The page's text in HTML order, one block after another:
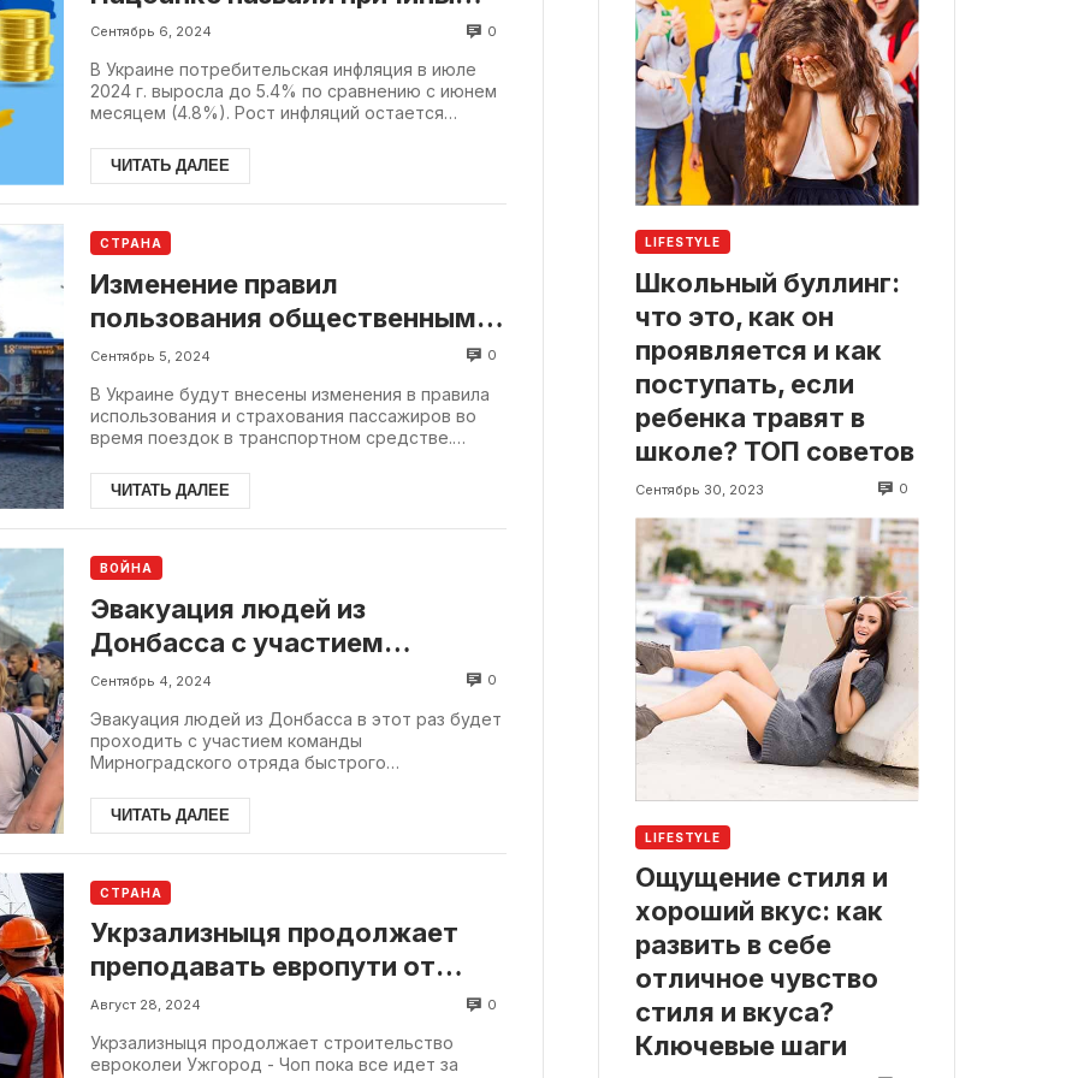
ускорения
Сентябрь 6, 2024 0
В Украине потребительская инфляция в июле
2024 г. выросла до 5.4% по сравнению с июнем
месяцем (4.8%). Рост инфляций остается
ЧИТАТЬ ДАЛЕЕ
СТРАНА
Изменение правил
пользования общественным
транспортом в Украине
Сентябрь 5, 2024 0
В Украине будут внесены изменения в правила
использования и страхования пассажиров во
время поездок в транспортном средстве.
ЧИТАТЬ ДАЛЕЕ
ВОЙНА
Эвакуация людей из
Донбасса с участием
украинского Красного Креста
Сентябрь 4, 2024 0
Эвакуация людей из Донбасса в этот раз будет
проходить с участием команды
Мирноградского отряда быстрого
ЧИТАТЬ ДАЛЕЕ
СТРАНА
Укрзализныця продолжает
преподавать европути от
Ужгорода до Чопа
Август 28, 2024 0
Укрзализныця продолжает строительство
евроколеи Ужгород - Чоп пока все идет за
LIFESTYLE
Школьный буллинг:
что это, как он
проявляется и как
поступать, если
ребенка травят в
школе? ТОП советов
Сентябрь 30, 2023 0
LIFESTYLE
Ощущение стиля и
хороший вкус: как
развить в себе
отличное чувство
стиля и вкуса?
Ключевые шаги